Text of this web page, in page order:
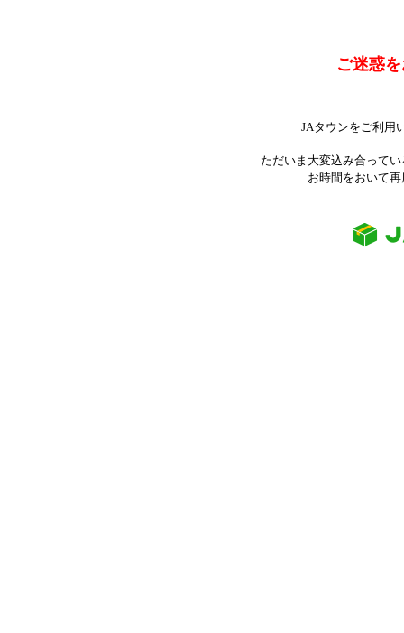
ご迷惑
JAタウンをご利用
ただいま大変込み合って
お時間をおいて